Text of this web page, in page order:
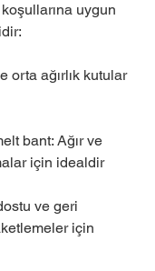
uygun
orta ağırlık kutular
bant: Ağır ve
için idealdir
ve geri
için